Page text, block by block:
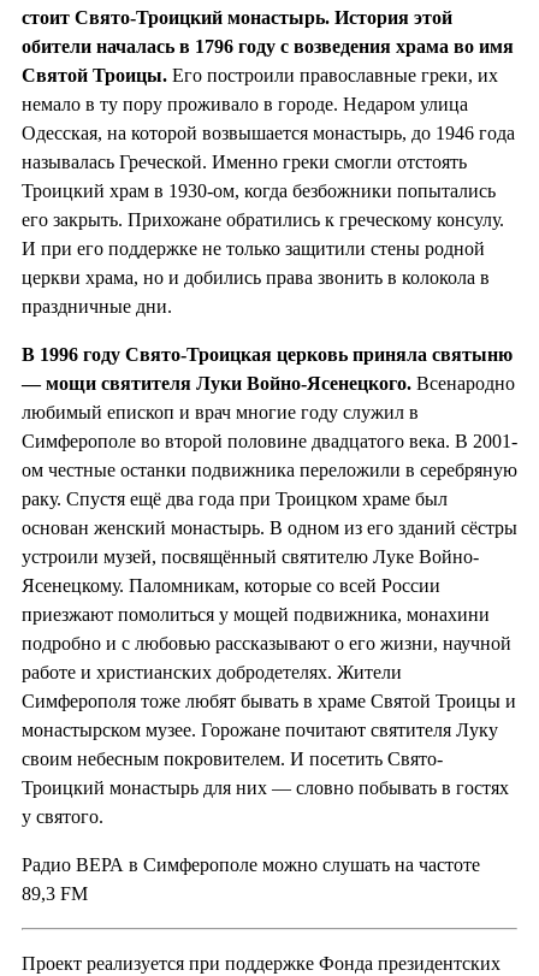
стоит Свято-Троицкий монастырь. История этой
обители началась в 1796 году с возведения храма во имя
Святой Троицы. Его построили православные греки, их
немало в ту пору проживало в городе. Недаром улица
Одесская, на которой возвышается монастырь, до 1946 года
называлась Греческой. Именно греки смогли отстоять
Троицкий храм в 1930-ом, когда безбожники попытались
его закрыть. Прихожане обратились к греческому консулу.
И при его поддержке не только защитили стены родной
церкви храма, но и добились права звонить в колокола в
праздничные дни.
В 1996 году Свято-Троицкая церковь приняла святыню
— мощи святителя Луки Войно-Ясенецкого. Всенародно
любимый епископ и врач многие году служил в
Симферополе во второй половине двадцатого века. В 2001-
ом честные останки подвижника переложили в серебряную
раку. Спустя ещё два года при Троицком храме был
основан женский монастырь. В одном из его зданий сёстры
устроили музей, посвящённый святителю Луке Войно-
Ясенецкому. Паломникам, которые со всей России
приезжают помолиться у мощей подвижника, монахини
подробно и с любовью рассказывают о его жизни, научной
работе и христианских добродетелях. Жители
Симферополя тоже любят бывать в храме Святой Троицы и
монастырском музее. Горожане почитают святителя Луку
своим небесным покровителем. И посетить Свято-
Троицкий монастырь для них — словно побывать в гостях
у святого.
Радио ВЕРА в Симферополе можно слушать на частоте
89,3 FM
Проект реализуется при поддержке Фонда президентских